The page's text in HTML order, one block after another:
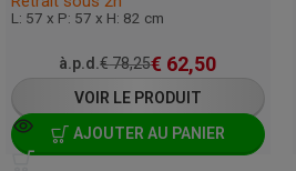
L: 57 x P: 57 x H: 82 cm
à.p.d.€78,25€ 62,50
VOIR LE PRODUIT
AJOUTER AU PANIER